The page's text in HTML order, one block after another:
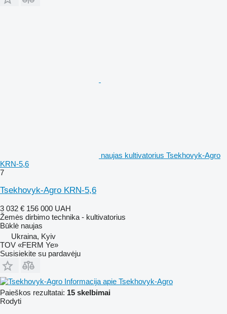
naujas kultivatorius Tsekhovyk-Agro
KRN-5,6
7
Tsekhovyk-Agro KRN-5,6
3 032 € 156 000 UAH
Žemės dirbimo technika - kultivatorius
Būklė naujas
Ukraina, Kyiv
TOV «FERM Ye»
Susisiekite su pardavėju
Informacija apie Tsekhovyk-Agro
Paieškos rezultatai: 15 skelbimai
Rodyti